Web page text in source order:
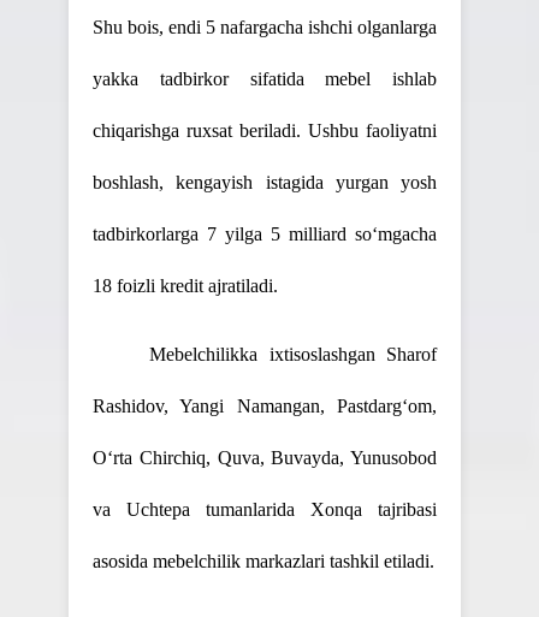
Shu bois, endi 5 nafargacha ishchi olganlarga
yakka tadbirkor sifatida mebel ishlab
chiqarishga ruxsat beriladi. Ushbu faoliyatni
boshlash, kengayish istagida yurgan yosh
tadbirkorlarga 7 yilga 5 milliard so‘mgacha
18 foizli kredit ajratiladi.
Mebelchilikka ixtisoslashgan Sharof
Rashidov, Yangi Namangan, Pastdarg‘om,
O‘rta Chirchiq, Quva, Buvayda, Yunusobod
va Uchtepa tumanlarida Xonqa tajribasi
asosida mebelchilik markazlari tashkil etiladi.